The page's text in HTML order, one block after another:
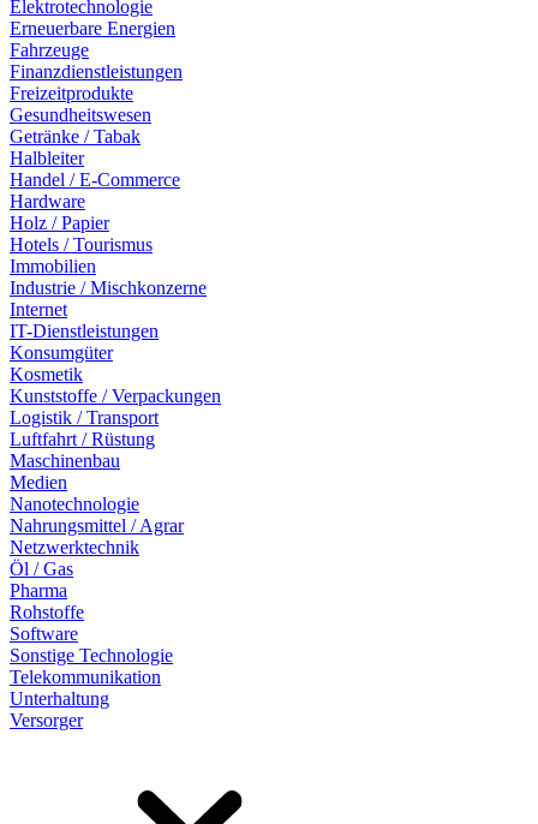
Elektrotechnologie
Erneuerbare Energien
Fahrzeuge
Finanzdienstleistungen
Freizeitprodukte
Gesundheitswesen
Getränke / Tabak
Halbleiter
Handel / E-Commerce
Hardware
Holz / Papier
Hotels / Tourismus
Immobilien
Industrie / Mischkonzerne
Internet
IT-Dienstleistungen
Konsumgüter
Kosmetik
Kunststoffe / Verpackungen
Logistik / Transport
Luftfahrt / Rüstung
Maschinenbau
Medien
Nanotechnologie
Nahrungsmittel / Agrar
Netzwerktechnik
Öl / Gas
Pharma
Rohstoffe
Software
Sonstige Technologie
Telekommunikation
Unterhaltung
Versorger